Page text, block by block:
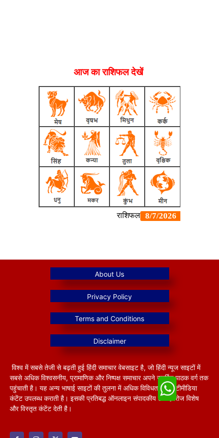
आज का राशिफल देखें
विश्व में सबसे तेजी से बढ़ती हुई हिंदी समाचार वेबसाइट है, जो हिंदी न्यूज साइटों में
सबसे अधिक विश्वसनीय, प्रामाणिक और निष्पक्ष समाचार अपने समर्पित पाठक वर्ग तक
पहुंचाती है। यह अन्य भाषाई साइटों की तुलना में अधिक विविधतापूर्ण मल्टीमीडिया
कंटेंट उपलब्ध कराती है। इसकी प्रतिबद्ध ऑनलाइन संपादकीय टीम हररोज विशेष
और विस्तृत कंटेंट देती है।